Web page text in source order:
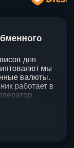
для
мы
валюты.
работает в
обмены